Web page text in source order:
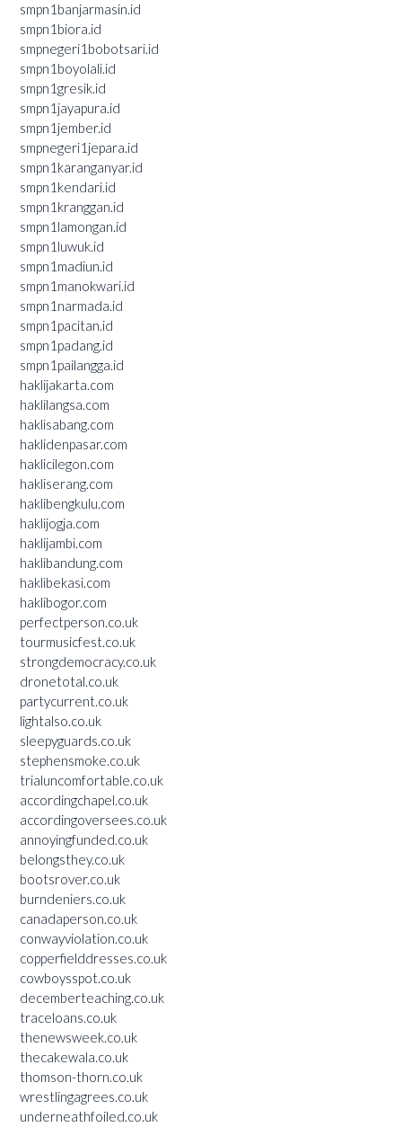
smpn1banjarmasin.id
smpn1biora.id
smpnegeri1bobotsari.id
smpn1boyolali.id
smpn1gresik.id
smpn1jayapura.id
smpn1jember.id
smpnegeri1jepara.id
smpn1karanganyar.id
smpn1kendari.id
smpn1kranggan.id
smpn1lamongan.id
smpn1luwuk.id
smpn1madiun.id
smpn1manokwari.id
smpn1narmada.id
smpn1pacitan.id
smpn1padang.id
smpn1pailangga.id
haklijakarta.com
haklilangsa.com
haklisabang.com
haklidenpasar.com
haklicilegon.com
hakliserang.com
haklibengkulu.com
haklijogja.com
haklijambi.com
haklibandung.com
haklibekasi.com
haklibogor.com
perfectperson.co.uk
tourmusicfest.co.uk
strongdemocracy.co.uk
dronetotal.co.uk
partycurrent.co.uk
lightalso.co.uk
sleepyguards.co.uk
stephensmoke.co.uk
trialuncomfortable.co.uk
accordingchapel.co.uk
accordingoversees.co.uk
annoyingfunded.co.uk
belongsthey.co.uk
bootsrover.co.uk
burndeniers.co.uk
canadaperson.co.uk
conwayviolation.co.uk
copperfielddresses.co.uk
cowboysspot.co.uk
decemberteaching.co.uk
traceloans.co.uk
thenewsweek.co.uk
thecakewala.co.uk
thomson-thorn.co.uk
wrestlingagrees.co.uk
underneathfoiled.co.uk